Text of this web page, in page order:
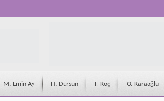
M. Emin Ay H. Dursun F. Koç Ö. Karaoğlu